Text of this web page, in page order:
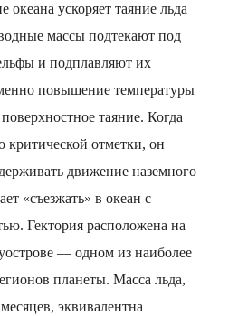
океана ускоряет таяние льда
массы подтекают под
и подплавляют их
повышение температуры
таяние. Когда
критической отметки, он
движение наземного
«съезжать» в океан с
Гектория расположена на
— одном из наиболее
планеты. Масса льда,
эквивалентна